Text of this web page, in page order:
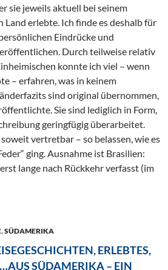
sie jeweils aktuell bei seinem
erlebte. Ich finde es deshalb für
Eindrücke und
Durch teilweise relativ
konnte ich viel – wenn
– erfahren, was in keinem
sind original übernommen,
Sie sind lediglich in Form,
geringfügig überarbeitet.
vertretbar – so belassen, wie es
ging. Ausnahme ist Brasilien:
lange nach Rückkehr verfasst (im
,SÜDAMERIKA
ERLEBTES,
SÜDAMERIKA – EIN